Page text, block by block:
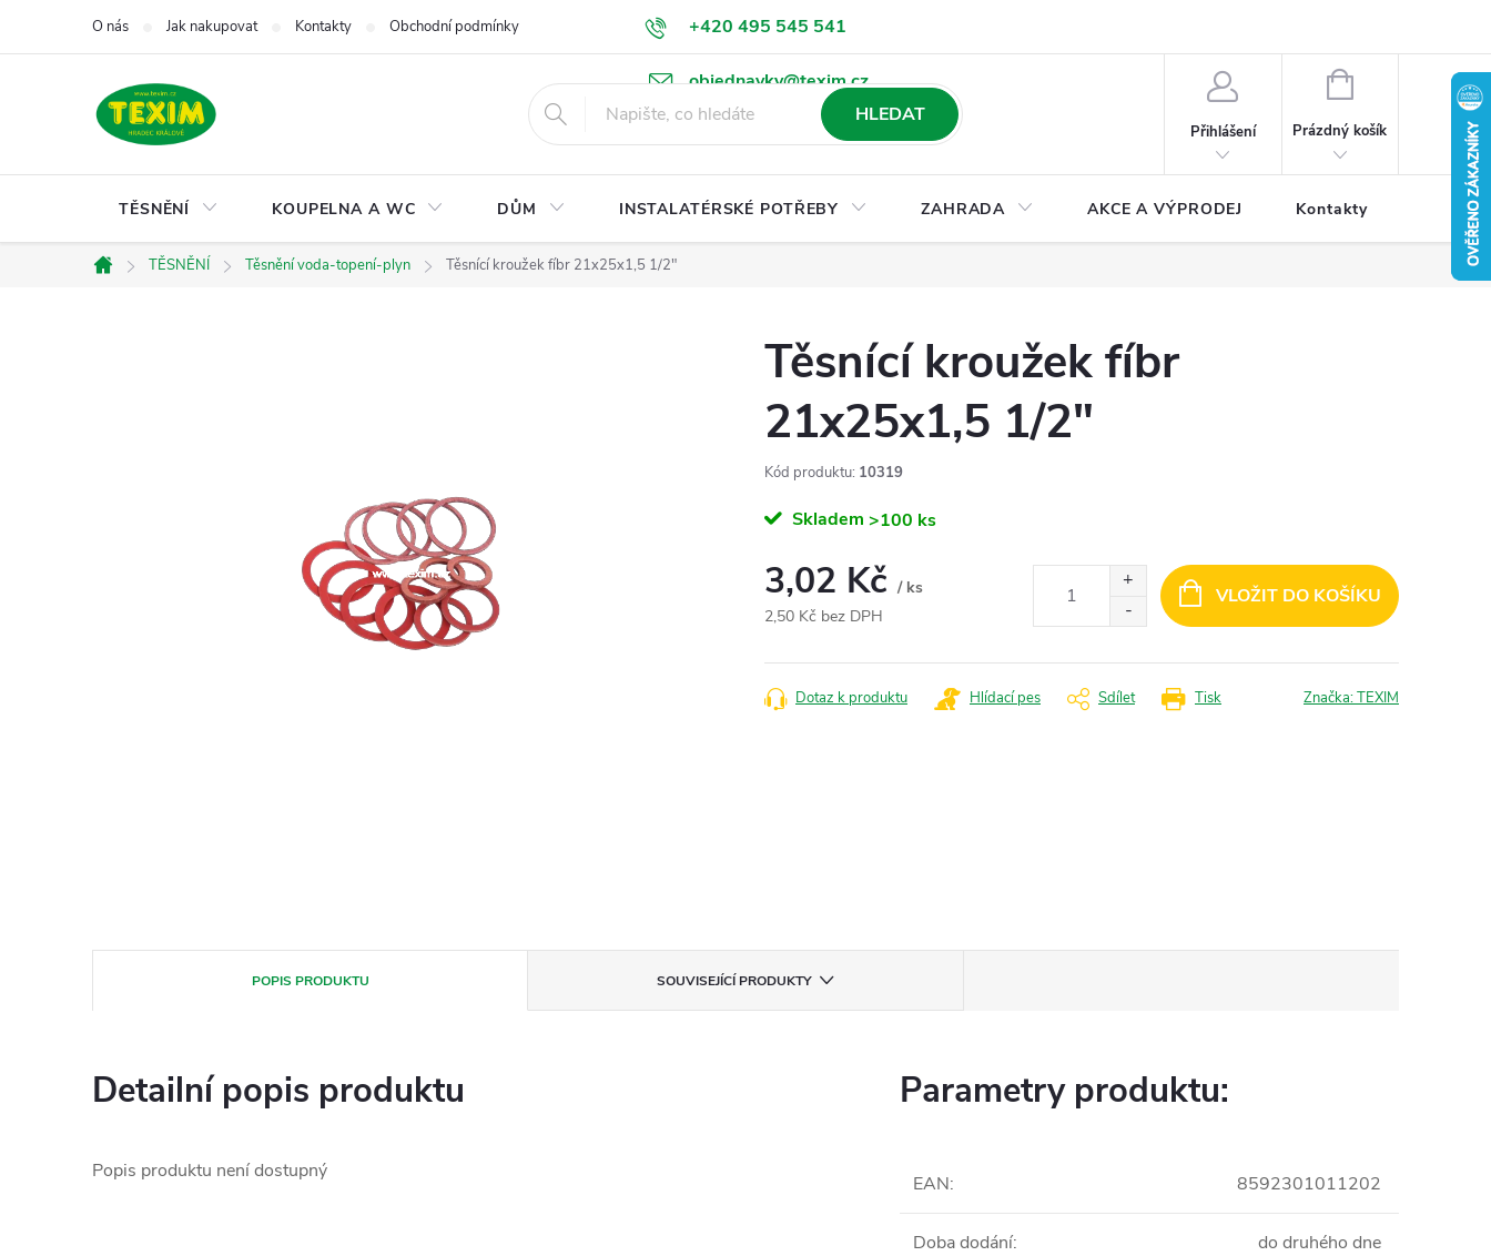
+420 495 545 541
objednavky@texim.cz
O nás Jak nakupovat Kontakty Obchodní podmínky Podmínky ochrany osobních údajů Ke stažení
HLEDAT
Přihlášení
NÁKUPNÍ
Prázdný košík
TĚSNĚNÍ KOUPELNA A WC DŮM INSTALATÉRSKÉ POTŘEBY ZAHRADA AKCE A VÝPRODEJ Kontakty
Domů
TĚSNĚNÍ Těsnění voda-topení-plyn Těsnící kroužek fíbr 21x25x1,5 1/2"
Těsnící kroužek fíbr
21x25x1,5 1/2"
Kód produktu: 10319
Skladem >100 ks
3,02 Kč / ks
2,50 Kč bez DPH
cena:
VLOŽIT DO KOŠÍKU
Tisk
Dotaz k produktu Hlídací pes Sdílet Značka:TEXIM
POPIS PRODUKTU SOUVISEJÍCÍ PRODUKTY
Detailní popis produktu
Popis produktu není dostupný
Parametry produktu:
EAN: 8592301011202
Doba dodání: do druhého dne